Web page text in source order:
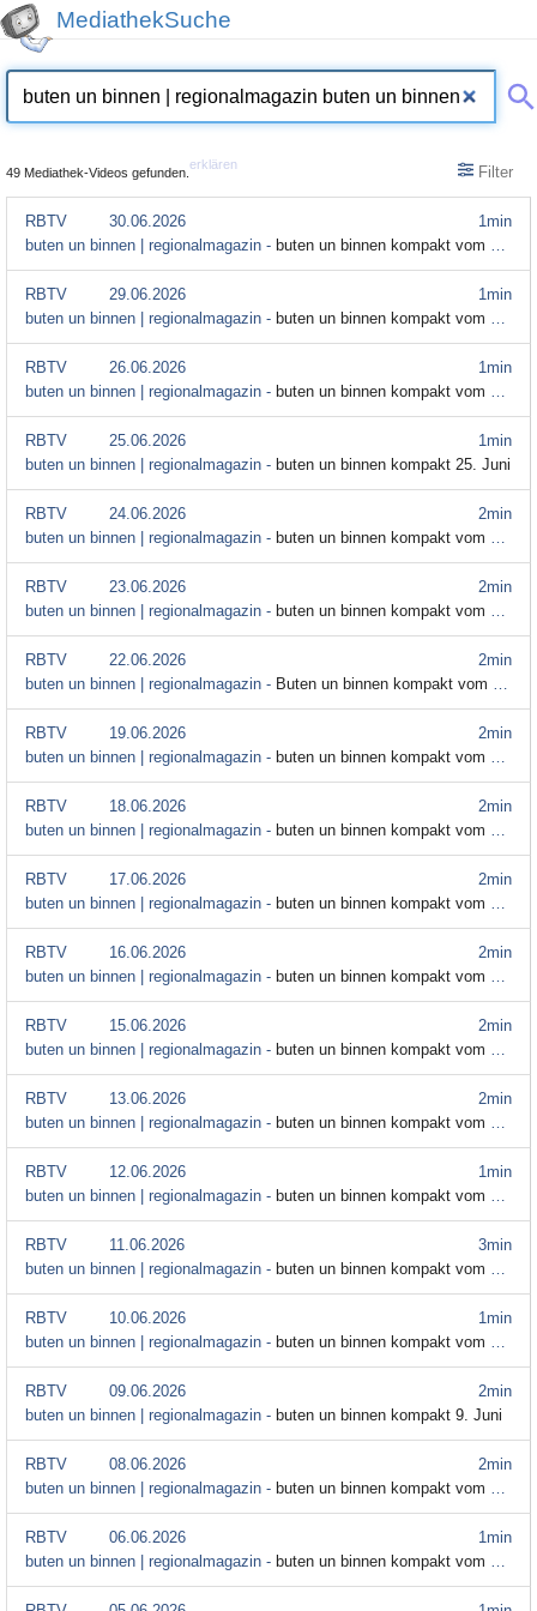
MediathekSuche
49 Mediathek-Videos gefunden.
erklären Filter
1min
RBTV
30.06.2026
buten un binnen | regionalmagazin - buten un binnen kompakt vom 30. Juni
1min
RBTV
29.06.2026
buten un binnen | regionalmagazin - buten un binnen kompakt vom 29. Juni
1min
RBTV
26.06.2026
buten un binnen | regionalmagazin - buten un binnen kompakt vom 26. Juni
1min
RBTV
25.06.2026
buten un binnen | regionalmagazin - buten un binnen kompakt 25. Juni
2min
RBTV
24.06.2026
buten un binnen | regionalmagazin - buten un binnen kompakt vom 24. Juni
2min
RBTV
23.06.2026
buten un binnen | regionalmagazin - buten un binnen kompakt vom 23. Juni
2min
RBTV
22.06.2026
buten un binnen | regionalmagazin - Buten un binnen kompakt vom 22. Juni
2min
RBTV
19.06.2026
buten un binnen | regionalmagazin - buten un binnen kompakt vom 19. Juni 2026
2min
RBTV
18.06.2026
buten un binnen | regionalmagazin - buten un binnen kompakt vom 18. Juni
2min
RBTV
17.06.2026
buten un binnen | regionalmagazin - buten un binnen kompakt vom 17. Juni
2min
RBTV
16.06.2026
buten un binnen | regionalmagazin - buten un binnen kompakt vom 16. Juni
2min
RBTV
15.06.2026
buten un binnen | regionalmagazin - buten un binnen kompakt vom 15. Juni
2min
RBTV
13.06.2026
buten un binnen | regionalmagazin - buten un binnen kompakt vom 13. Juni 2026
1min
RBTV
12.06.2026
buten un binnen | regionalmagazin - buten un binnen kompakt vom 12. Juni
3min
RBTV
11.06.2026
buten un binnen | regionalmagazin - buten un binnen kompakt vom 11. Juni
1min
RBTV
10.06.2026
buten un binnen | regionalmagazin - buten un binnen kompakt vom 10. Juni
2min
RBTV
09.06.2026
buten un binnen | regionalmagazin - buten un binnen kompakt 9. Juni
2min
RBTV
08.06.2026
buten un binnen | regionalmagazin - buten un binnen kompakt vom 8. Juni
1min
RBTV
06.06.2026
buten un binnen | regionalmagazin - buten un binnen kompakt vom 6. Juni